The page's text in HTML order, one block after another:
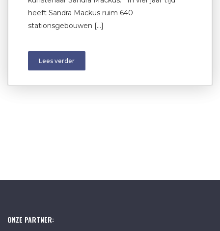
heeft Sandra Mackus ruim 640
stationsgebouwen […]
Lees verder
ONZE PARTNER: